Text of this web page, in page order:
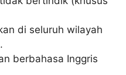
di seluruh wilayah
berbahasa Inggris